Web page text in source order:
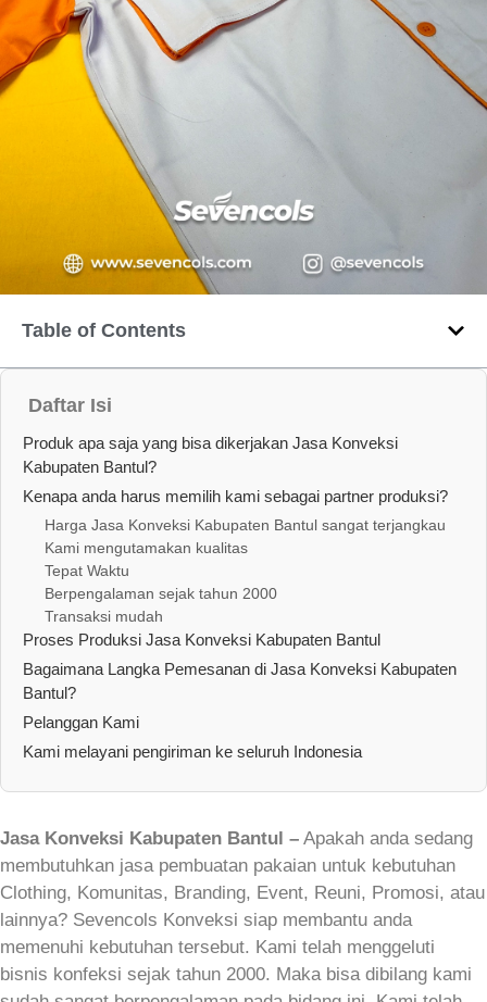
Table of Contents
Daftar Isi
Produk apa saja yang bisa dikerjakan Jasa Konveksi
Kabupaten Bantul?
Kenapa anda harus memilih kami sebagai partner produksi?
Harga Jasa Konveksi Kabupaten Bantul sangat terjangkau
Kami mengutamakan kualitas
Tepat Waktu
Berpengalaman sejak tahun 2000
Transaksi mudah
Proses Produksi Jasa Konveksi Kabupaten Bantul
Bagaimana Langka Pemesanan di Jasa Konveksi Kabupaten
Bantul?
Pelanggan Kami
Kami melayani pengiriman ke seluruh Indonesia
Jasa Konveksi Kabupaten Bantul – Apakah anda sedang
membutuhkan jasa pembuatan pakaian untuk kebutuhan
Clothing, Komunitas, Branding, Event, Reuni, Promosi, atau
lainnya? Sevencols Konveksi siap membantu anda
memenuhi kebutuhan tersebut. Kami telah menggeluti
bisnis konfeksi sejak tahun 2000. Maka bisa dibilang kami